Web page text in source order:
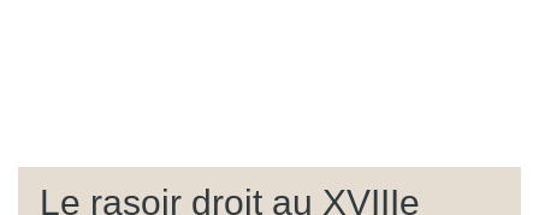
Le rasoir droit au XVIIIe